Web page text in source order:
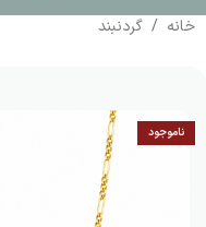
خانه / گردنبند
ناموجود